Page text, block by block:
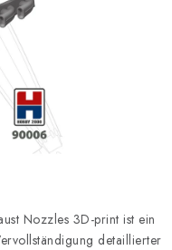
Nozzles 3D-print ist ein
detaillierter